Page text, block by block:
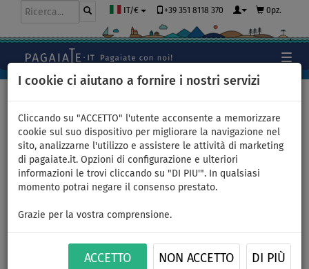
I cookie ci aiutano a fornire i nostri servizi
Cliccando su "ACCETTO" l'utente acconsente a memorizzare
cookie sul suo dispositivo per migliorare la navigazione nel
sito, analizzarne l'utilizzo e assistere le attività di marketing
di pagaiate.it. Opzioni di configurazione e ulteriori
informazioni le trovi cliccando su "DI PIU'". In qualsiasi
momento potrai negare il consenso prestato.
Grazie per la vostra comprensione.
ACCETTO NON ACCETTO DI PIÙ
IT/€ +39 351 8118 370 0pz.
T-shirt uomo
PADDLEBOARDING BLUE lycra
manica corta - taglia: M